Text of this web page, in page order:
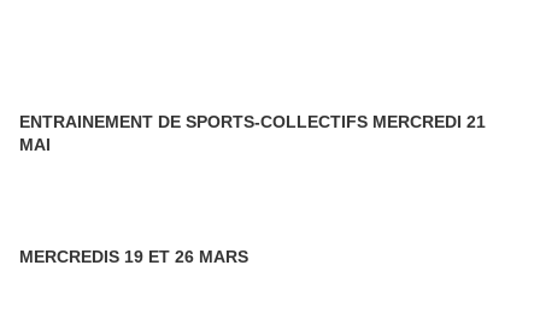
ENTRAINEMENT DE SPORTS-COLLECTIFS MERCREDI 21
MAI
MERCREDIS 19 ET 26 MARS